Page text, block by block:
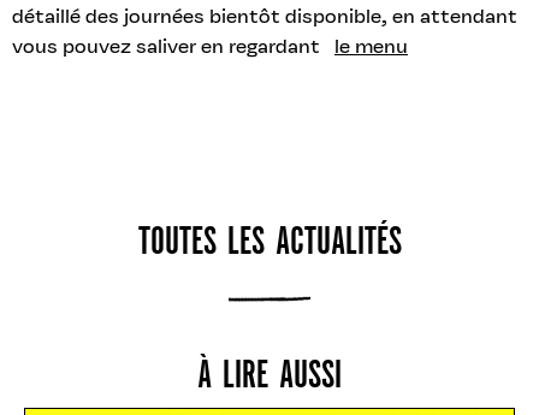
détaillé des journées bientôt disponible, en attendant
vous pouvez saliver en regardant le menu
TOUTES LES ACTUALITÉS
À LIRE AUSSI